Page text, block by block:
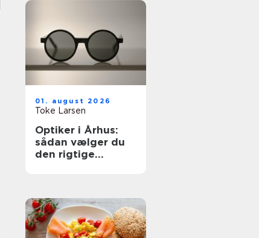
01. august 2026
Toke Larsen
Optiker i Århus:
sådan vælger du
den rigtige